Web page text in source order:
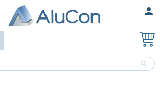
person